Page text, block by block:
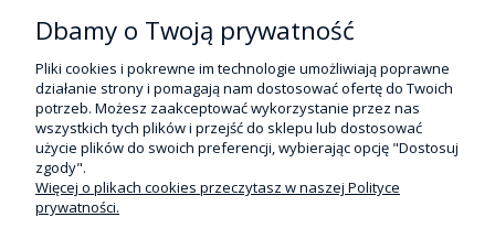
MOJE KONTO
REALIZACJA ZAKUPÓW
Dbamy o Twoją prywatność
Pliki cookies i pokrewne im technologie umożliwiają poprawne
działanie strony i pomagają nam dostosować ofertę do Twoich
potrzeb. Możesz zaakceptować wykorzystanie przez nas
wszystkich tych plików i przejść do sklepu lub dostosować
użycie plików do swoich preferencji, wybierając opcję "Dostosuj
zgody".
Więcej o plikach cookies przeczytasz w naszej Polityce
prywatności.